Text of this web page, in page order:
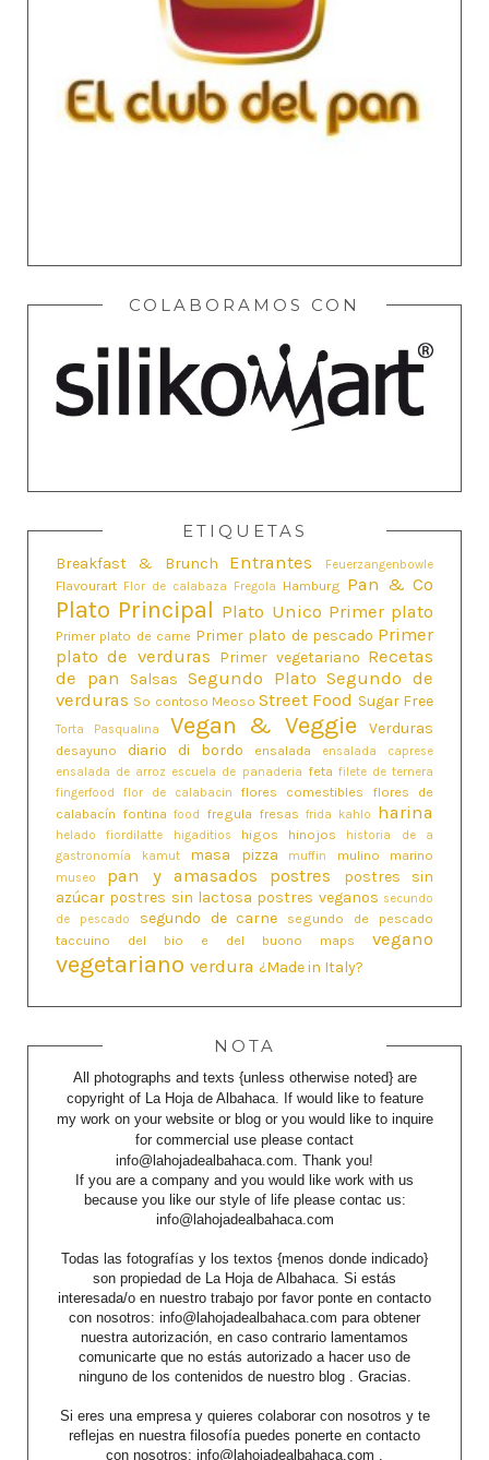
COLABORAMOS CON
ETIQUETAS
Breakfast & Brunch Entrantes Feuerzangenbowle
Flavourart Flor de calabaza Fregola Hamburg Pan & Co
Plato Principal Plato Unico Primer plato
Primer plato de carne Primer plato de pescado Primer
plato de verduras Primer vegetariano Recetas
de pan
Salsas Segundo Plato Segundo de
verduras So contoso Meoso Street Food Sugar Free
Torta Pasqualina Vegan & Veggie Verduras
desayuno diario di bordo ensalada
ensalada caprese
ensalada de arroz escuela de panaderia feta filete de ternera
fingerfood
flor de calabacin flores comestibles
flores de
calabacín fontina food fregula fresas frida kahlo harina
helado fiordilatte higaditios higos hinojos
historia de a
gastronomía
kamut masa pizza muffin mulino marino
museo pan y amasados postres
postres sin
azúcar postres sin lactosa postres veganos secundo
de pescado
segundo de carne
segundo de pescado
taccuino del bio e del buono maps
vegano
vegetariano verdura ¿Made in Italy?
NOTA
All photographs and texts {unless otherwise noted} are
copyright of La Hoja de Albahaca. If would like to feature
my work on your website or blog or you would like to inquire
for commercial use please contact
info@lahojadealbahaca.com. Thank you!
If you are a company and you would like work with us
because you like our style of life please contac us:
info@lahojadealbahaca.com
Todas las fotografías y los textos {menos donde indicado}
son propiedad de La Hoja de Albahaca. Si estás
interesada/o en nuestro trabajo por favor ponte en contacto
con nosotros: info@lahojadealbahaca.com para obtener
nuestra autorización, en caso contrario lamentamos
comunicarte que no estás autorizado a hacer uso de
ninguno de los contenidos de nuestro blog . Gracias.
Si eres una empresa y quieres colaborar con nosotros y te
reflejas en nuestra filosofía puedes ponerte en contacto
con nosotros: info@lahojadealbahaca.com .